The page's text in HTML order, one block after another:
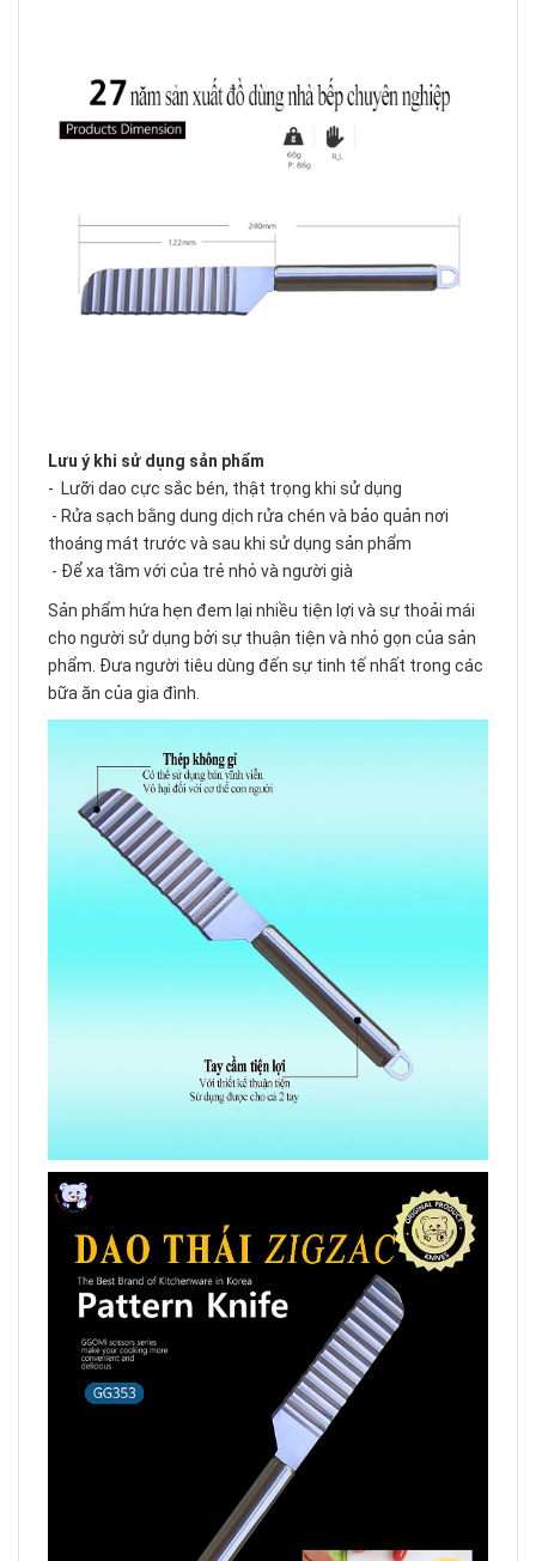
Lưu ý khi sử dụng sản phẩm
- Lưỡi dao cực sắc bén, thật trọng khi sử dụng
- Rửa sạch bằng dung dịch rửa chén và bảo quản nơi
thoáng mát trước và sau khi sử dụng sản phẩm
- Để xa tầm với của trẻ nhỏ và người già
Sản phẩm hứa hẹn đem lại nhiều tiện lợi và sự thoải mái
cho người sử dụng bởi sự thuận tiện và nhỏ gọn của sản
phẩm. Đưa người tiêu dùng đến sự tinh tế nhất trong các
bữa ăn của gia đình.